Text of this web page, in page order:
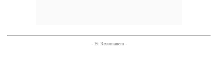
- Et Recomanem -